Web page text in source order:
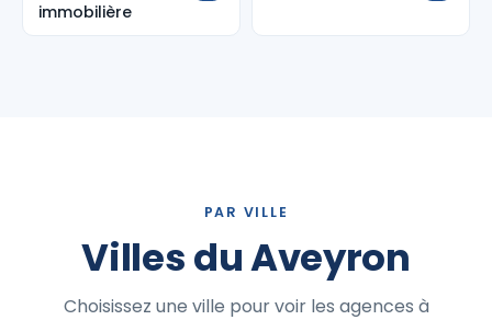
immobilière
PAR VILLE
Villes du Aveyron
Choisissez une ville pour voir les agences à